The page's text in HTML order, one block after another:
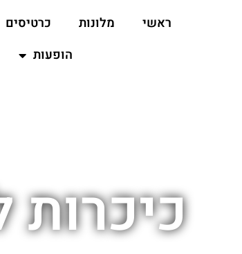
ראשי מלונות כרטיסים
הופעות